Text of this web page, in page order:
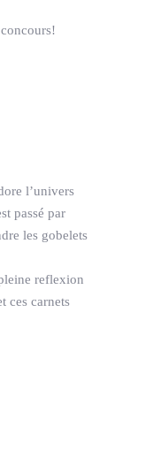
l’univers
passé par
les gobelets
reflexion
ces carnets